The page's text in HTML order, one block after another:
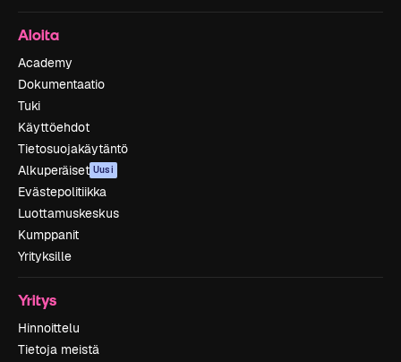
Aloita
Academy
Dokumentaatio
Tuki
Käyttöehdot
Tietosuojakäytäntö
Alkuperäiset Uusi
Evästepolitiikka
Luottamuskeskus
Kumppanit
Yrityksille
Yritys
Hinnoittelu
Tietoja meistä